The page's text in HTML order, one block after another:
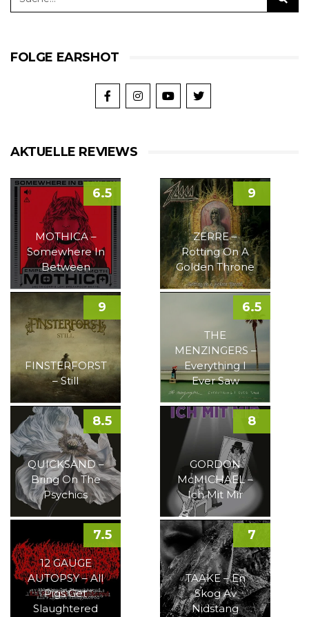
FOLGE EARSHOT
AKTUELLE REVIEWS
MOTHICA –
Somewhere In
Between
6.5
ZERRE –
Rotting On A
Golden Throne
9
FINSTERFORST
– Still
9
THE
MENZINGERS –
Everything I
Ever Saw
6.5
QUICKSAND –
Bring On The
Psychics
8.5
GORDON
McMICHAEL –
Ich Mit Mir
8
12 GAUGE
AUTOPSY – All
Pigs Get
Slaughtered
7.5
TAAKE – En
Skog Av
Nidstang
7